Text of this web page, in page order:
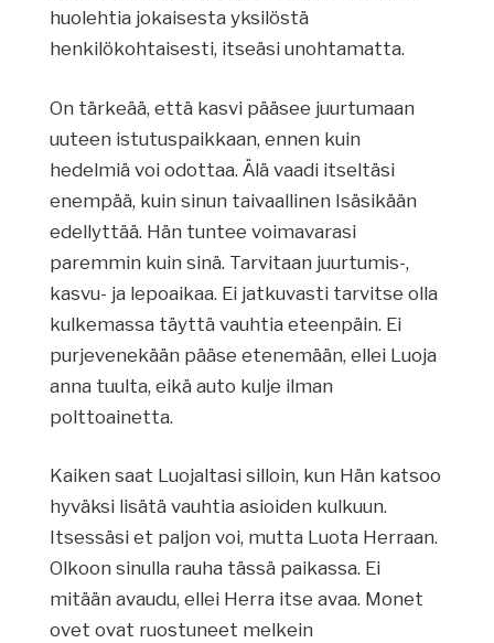
huolehtia jokaisesta yksilöstä
henkilökohtaisesti, itseäsi unohtamatta.
On tärkeää, että kasvi pääsee juurtumaan
uuteen istutuspaikkaan, ennen kuin
hedelmiä voi odottaa. Älä vaadi itseltäsi
enempää, kuin sinun taivaallinen Isäsikään
edellyttää. Hän tuntee voimavarasi
paremmin kuin sinä. Tarvitaan juurtumis-,
kasvu- ja lepoaikaa. Ei jatkuvasti tarvitse olla
kulkemassa täyttä vauhtia eteenpäin. Ei
purjevenekään pääse etenemään, ellei Luoja
anna tuulta, eikä auto kulje ilman
polttoainetta.
Kaiken saat Luojaltasi silloin, kun Hän katsoo
hyväksi lisätä vauhtia asioiden kulkuun.
Itsessäsi et paljon voi, mutta Luota Herraan.
Olkoon sinulla rauha tässä paikassa. Ei
mitään avaudu, ellei Herra itse avaa. Monet
ovet ovat ruostuneet melkein